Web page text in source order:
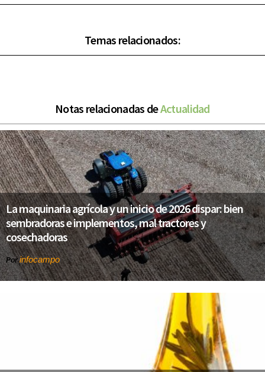
Temas relacionados:
Notas relacionadas deActualidad
La maquinaria agrícola y un inicio de 2026 dispar: bien
sembradoras e implementos, mal tractores y
cosechadoras
Porinfocampo